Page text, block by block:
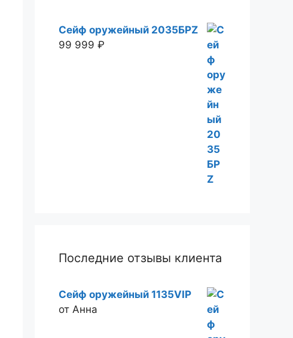
Сейф оружейный 2035БРZ
99 999 ₽
Последние отзывы клиента
Сейф оружейный 1135VIP
от Анна